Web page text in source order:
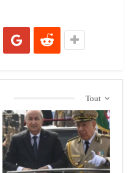
Tout